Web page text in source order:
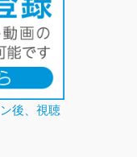
後、視聴